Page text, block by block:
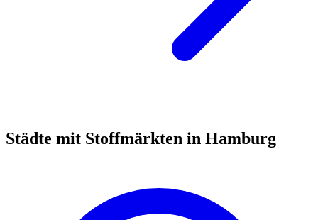
Städte mit Stoffmärkten in Hamburg